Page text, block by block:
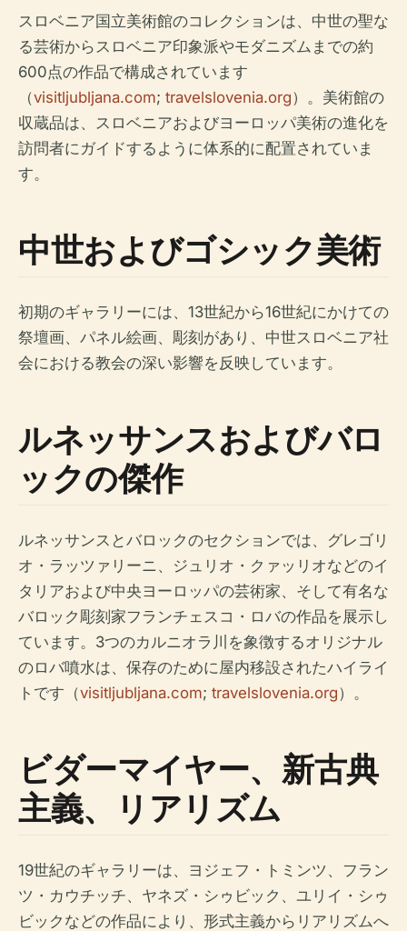
スロベニア国立美術館のコレクションは、中世の聖な
る芸術からスロベニア印象派やモダニズムまでの約
600点の作品で構成されています
（visitljubljana.com; travelslovenia.org）。美術館の
収蔵品は、スロベニアおよびヨーロッパ美術の進化を
訪問者にガイドするように体系的に配置されていま
す。
中世およびゴシック美術
初期のギャラリーには、13世紀から16世紀にかけての
祭壇画、パネル絵画、彫刻があり、中世スロベニア社
会における教会の深い影響を反映しています。
ルネッサンスおよびバロ
ックの傑作
ルネッサンスとバロックのセクションでは、グレゴリ
オ・ラッツァリーニ、ジュリオ・クァッリオなどのイ
タリアおよび中央ヨーロッパの芸術家、そして有名な
バロック彫刻家フランチェスコ・ロバの作品を展示し
ています。3つのカルニオラ川を象徴するオリジナル
のロバ噴水は、保存のために屋内移設されたハイライ
トです（visitljubljana.com; travelslovenia.org）。
ビダーマイヤー、新古典
主義、リアリズム
19世紀のギャラリーは、ヨジェフ・トミンツ、フラン
ツ・カウチッチ、ヤネズ・シゥビック、ユリイ・シゥ
ビックなどの作品により、形式主義からリアリズムへ